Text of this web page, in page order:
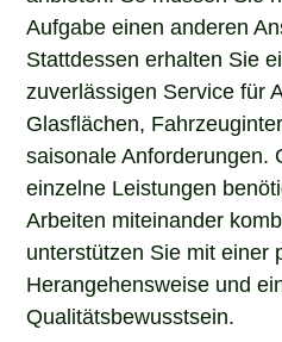
Aufgabe einen anderen
Stattdessen erhalten Sie
zuverlässigen Service für
Glasflächen,
saisonale Anforderungen.
einzelne Leistungen
Arbeiten miteinander
unterstützen Sie mit einer
Herangehensweise und
Qualitätsbewusstsein.